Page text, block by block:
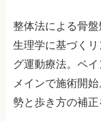
整体法による骨
生理学に基づく
グ運動療法。ペ
メインで施術開
勢と歩き方の補正